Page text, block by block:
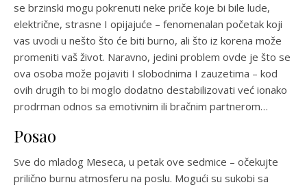
se brzinski mogu pokrenuti neke priče koje bi bile lude,
električne, strasne I opijajuće – fenomenalan početak koji
vas uvodi u nešto što će biti burno, ali što iz korena može
promeniti vaš život. Naravno, jedini problem ovde je što se
ova osoba može pojaviti I slobodnima I zauzetima – kod
ovih drugih to bi moglo dodatno destabilizovati već ionako
prodrman odnos sa emotivnim ili bračnim partnerom…
Posao
Sve do mladog Meseca, u petak ove sedmice – očekujte
prilično burnu atmosferu na poslu. Mogući su sukobi sa